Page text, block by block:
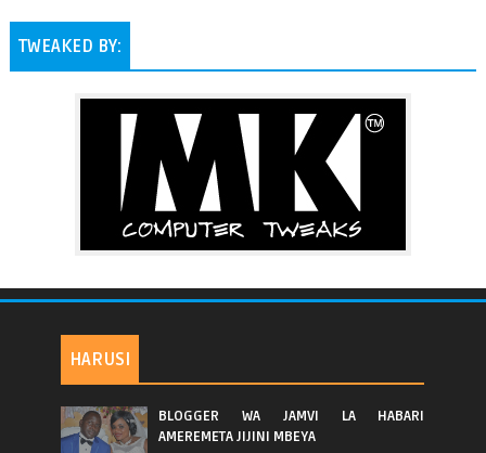
TWEAKED BY:
HARUSI
BLOGGER WA JAMVI LA HABARI
AMEREMETA JIJINI MBEYA